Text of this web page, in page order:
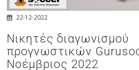
22-12-2022
Νικητές διαγωνισμού
προγνωστικών
Νοέμβριος 2022